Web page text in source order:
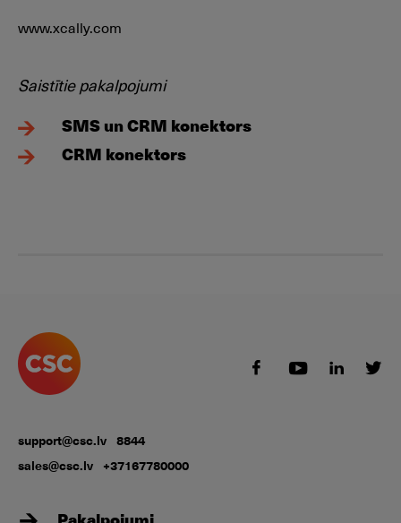
www.xcally.com
Saistītie pakalpojumi
SMS un CRM konektors
CRM konektors
support@csc.lv 8844
sales@csc.lv +37167780000